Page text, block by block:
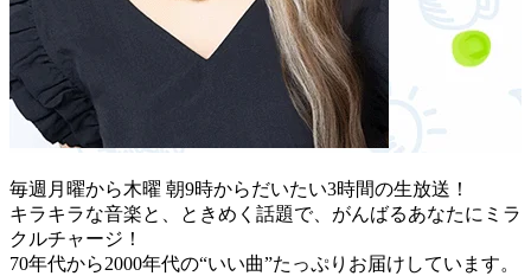
毎週月曜から木曜 朝9時からだいたい3時間の生放送！
キラキラな音楽と、ときめく話題で、がんばるあなたにミラ
クルチャージ！
70年代から2000年代の“いい曲”たっぷりお届けしています。